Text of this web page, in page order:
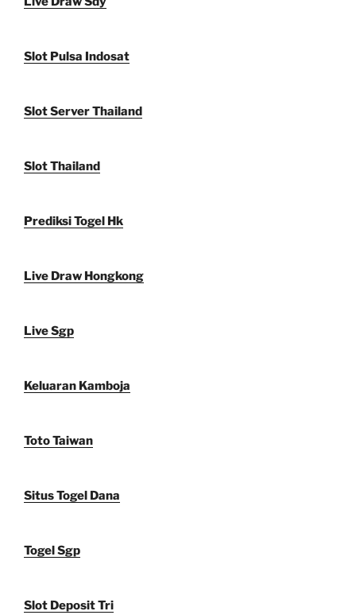
Slot Pulsa Indosat
Slot Server Thailand
Slot Thailand
Prediksi Togel Hk
Live Draw Hongkong
Live Sgp
Keluaran Kamboja
Toto Taiwan
Situs Togel Dana
Togel Sgp
Slot Deposit Tri